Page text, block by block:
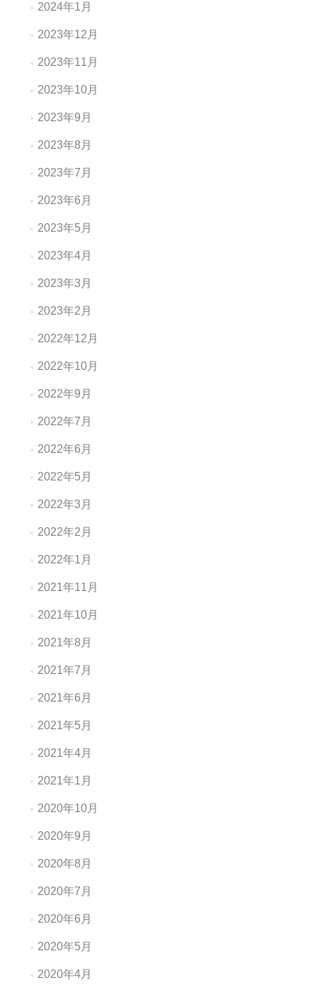
2024年1月
2023年12月
2023年11月
2023年10月
2023年9月
2023年8月
2023年7月
2023年6月
2023年5月
2023年4月
2023年3月
2023年2月
2022年12月
2022年10月
2022年9月
2022年7月
2022年6月
2022年5月
2022年3月
2022年2月
2022年1月
2021年11月
2021年10月
2021年8月
2021年7月
2021年6月
2021年5月
2021年4月
2021年1月
2020年10月
2020年9月
2020年8月
2020年7月
2020年6月
2020年5月
2020年4月